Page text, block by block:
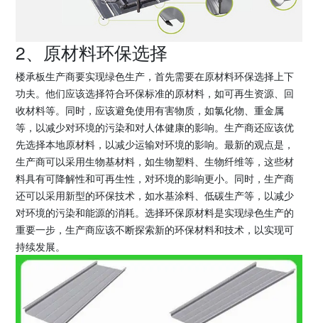
2、原材料环保选择
楼承板生产商要实现绿色生产，首先需要在原材料环保选择上下
功夫。他们应该选择符合环保标准的原材料，如可再生资源、回
收材料等。同时，应该避免使用有害物质，如氯化物、重金属
等，以减少对环境的污染和对人体健康的影响。生产商还应该优
先选择本地原材料，以减少运输对环境的影响。最新的观点是，
生产商可以采用生物基材料，如生物塑料、生物纤维等，这些材
料具有可降解性和可再生性，对环境的影响更小。同时，生产商
还可以采用新型的环保技术，如水基涂料、低碳生产等，以减少
对环境的污染和能源的消耗。选择环保原材料是实现绿色生产的
重要一步，生产商应该不断探索新的环保材料和技术，以实现可
持续发展。